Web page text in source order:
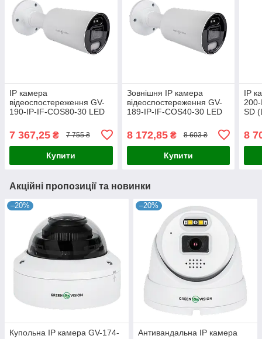
IP камера
відеоспостереження GV-
190-IP-IF-COS80-30 LED
території з розумним
виявленням руху та
нічним
7 367,25 ₴ 7 755 ₴
Купити
Зовнішня IP камера
відеоспостереження GV-
189-IP-IF-COS40-30 LED
контролю безпеки та
розумного виявлення руху
8 172,85₴ 8 603 ₴
Купити
IP
SD
5МП
8
Акційні пропозиції та новинки
–20%
Купольна IP камера GV-174-
–20%
Антивандальна IP камера